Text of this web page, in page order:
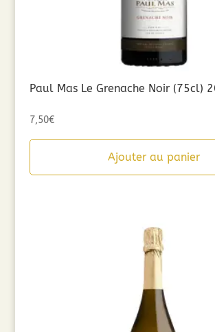
Paul Mas Le Grenache Noir (75cl)
7,50€
Ajouter au panier